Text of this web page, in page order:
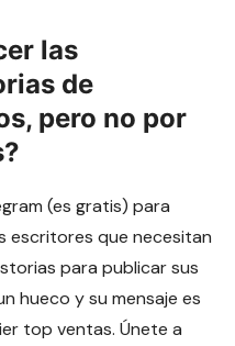
las
de
pero no por
(es gratis) para
escritores que necesitan
para publicar sus
hueco y su mensaje es
top ventas. Únete a